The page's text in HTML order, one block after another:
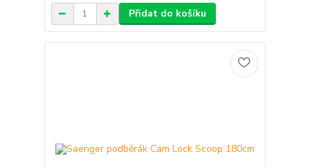
Přidat do košíku